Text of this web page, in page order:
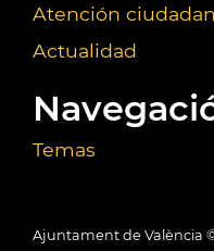
Atención
Actualidad
Temas
Ajuntament de València